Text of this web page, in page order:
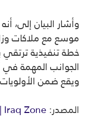
وأشار البيان إلى،
موسع مع ملاكات
خطة تنفيذية ترتقي
الجوانب المهمة في
ويقع ضمن
المصدر:Iraq Zone | عراق زون